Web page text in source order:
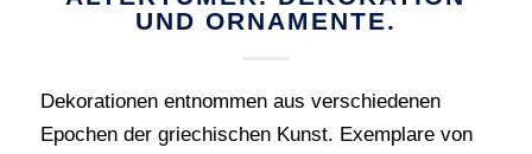
UND ORNAMENTE.
Dekorationen entnommen aus verschiedenen
Epochen der griechischen Kunst. Exemplare von